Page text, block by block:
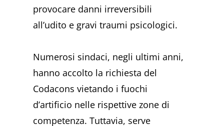
provocare danni irreversibili
all’udito e gravi traumi psicologici.
Numerosi sindaci, negli ultimi anni,
hanno accolto la richiesta del
Codacons vietando i fuochi
d’artificio nelle rispettive zone di
competenza. Tuttavia, serve